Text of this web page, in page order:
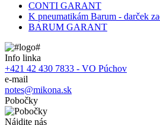
CONTI GARANT
K pneumatikám Barum - darček
BARUM GARANT
Info linka
+421 42 430 7833 - VO Púchov
e-mail
notes@mikona.sk
Pobočky
Nájdite nás